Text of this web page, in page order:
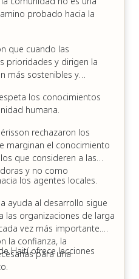
probado hacia la
que cuando las
prioridades y dirigen la
más sostenibles y
los conocimientos
humana.
rechazaron los
marginan el conocimiento
que consideren a las
y no como
los agentes locales.
ayuda al desarrollo sigue
las organizaciones de larga
vez más importante.
la confianza, la
para una
Haití ofrece lecciones